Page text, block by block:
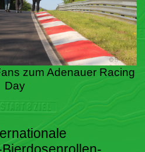
zum Adenauer Racing
Day